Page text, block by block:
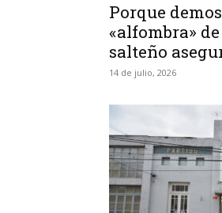
Porque
«alfombra»
salteño
14 de julio, 2026